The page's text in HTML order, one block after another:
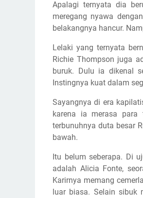
Apalagi ternyata dia
meregang nyawa
belakangnya hancur.
Lelaki yang ternyata
Richie Thompson juga
buruk. Dulu ia dikenal
Instingnya kuat dalam
Sayangnya di era
karena ia merasa para
terbunuhnya duta besar
bawah.
Itu belum seberapa. Di
adalah Alicia Fonte,
Karirnya memang
luar biasa. Selain sibuk